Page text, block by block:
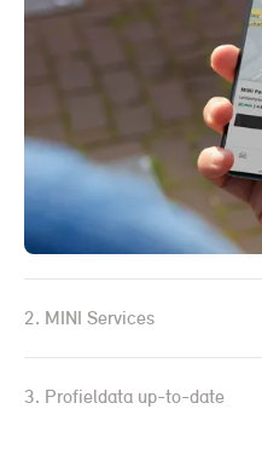
2. MINI Services
3. Profieldata up-to-date